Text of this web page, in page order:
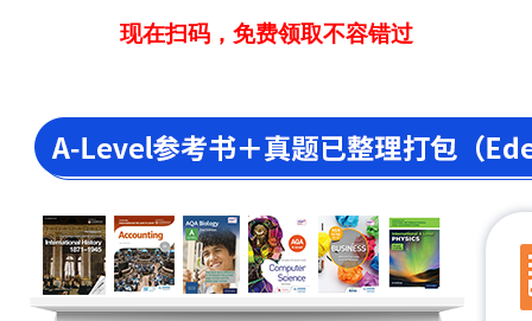
现在扫码，免费领取不容错过